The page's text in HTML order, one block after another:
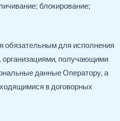
блокирование;
обязательным для исполнения
организациями, получающими
данные Оператору, а
в договорных